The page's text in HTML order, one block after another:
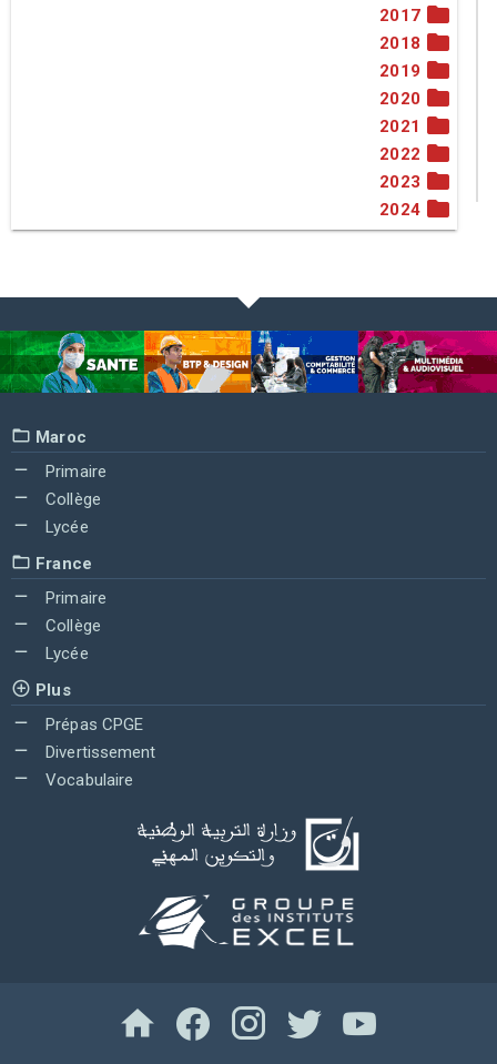
2017
2018
2019
2020
2021
2022
2023
2024
Maroc
Primaire
Collège
Lycée
France
Primaire
Collège
Lycée
Plus
Prépas CPGE
Divertissement
Vocabulaire